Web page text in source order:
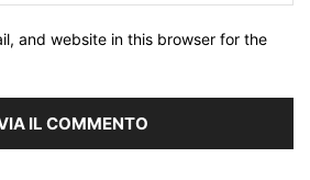
and website in this browser for the